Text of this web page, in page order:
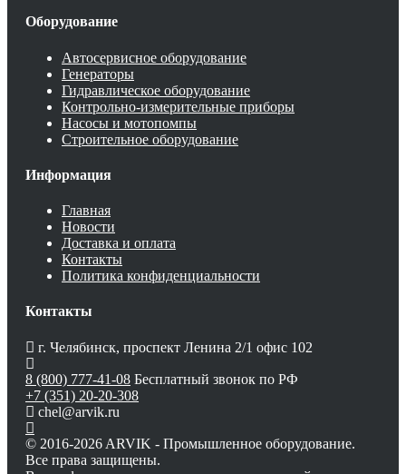
Оборудование
Автосервисное оборудование
Генераторы
Гидравлическое оборудование
Контрольно-измерительные приборы
Насосы и мотопомпы
Строительное оборудование
Информация
Главная
Новости
Доставка и оплата
Контакты
Политика конфиденциальности
Контакты
г. Челябинск, проспект Ленина 2/1 офис 102
8 (800) 777-41-08 Бесплатный звонок по РФ
+7 (351) 20-20-308
chel@arvik.ru
© 2016-2026 ARVIK - Промышленное оборудование.
Все права защищены.